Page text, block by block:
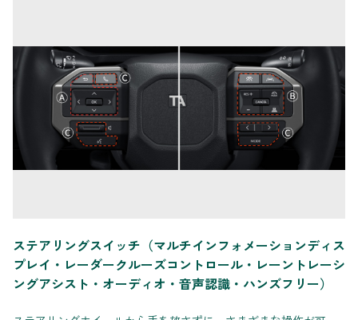
ステアリングスイッチ（マルチインフォメーションディス
プレイ・レーダークルーズコントロール・レーントレーシ
ングアシスト・オーディオ・音声認識・ハンズフリー）